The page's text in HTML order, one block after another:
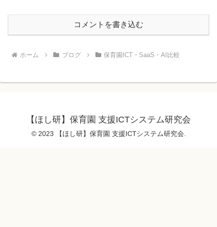
コメントを書き込む
ホーム ブログ 保育園ICT・SaaS・AI比較
【ほし研】保育園 支援ICTシステム研究会
© 2023 【ほし研】保育園 支援ICTシステム研究会.